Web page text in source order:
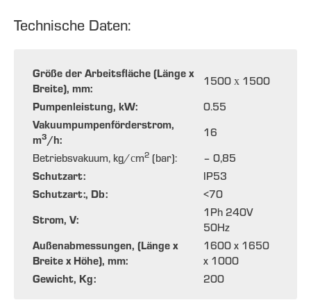
Technische Daten:
Größe der Arbeitsfläche (Länge x
Breite), mm:
1500 х 1500
Pumpenleistung, kW: 0.55
Vakuumpumpenförderstrom,
m3/h:
16
Betriebsvakuum, kg/сm2 (bar): – 0,85
Schutzart: IP53
Schutzart:, Db: <70
Strom, V:
1Ph 240V
50Hz
Außenabmessungen, (Länge x
Breite x Höhe), mm:
1600 x 1650
x 1000
Gewicht, Kg: 200